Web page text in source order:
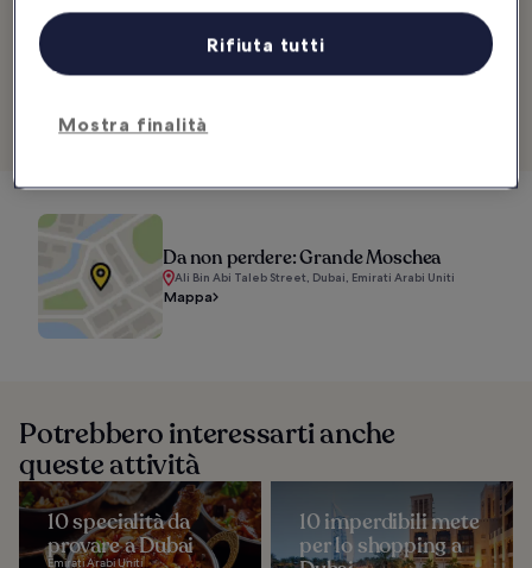
Orario di apertura:
Da sabato a giovedì dalle 09:00 alle 22:00
venerdì dalle 16:30 alle 22:00
Visualizza hotel vicino a Grande moschea
Da non perdere: Grande Moschea
Ali Bin Abi Taleb Street, Dubai, Emirati Arabi Uniti
Mappa
Potrebbero interessarti anche
queste attività
10 specialità da
provare a Dubai
Emirati Arabi Uniti
10 imperdibili mete
per lo shopping a
Mostra finalità
Rifiuta tutti